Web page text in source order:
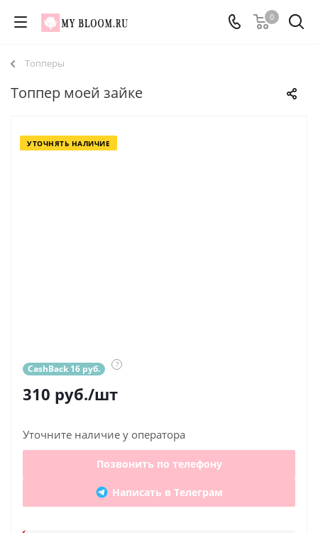
0
Топперы
Топпер моей зайке
УТОЧНЯТЬ НАЛИЧИЕ
CashBack 16 руб. ?
310 руб./шт
Уточните наличие у оператора
Позвонить по телефону
Написать в Телеграм